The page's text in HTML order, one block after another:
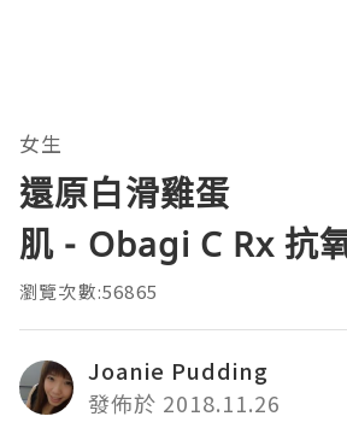
女生
還原白滑雞蛋
肌 - Obagi C Rx 抗
瀏覽次數:56865
Joanie Pudding
發佈於 2018.11.26